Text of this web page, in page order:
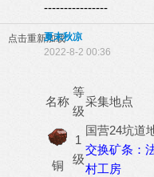
----------------
点击重新加载
夏末秋凉
2022-8-2 00:36
名称
等
级
采集地点
铜
1
级
国营24坑道
交换矿条：
村工房